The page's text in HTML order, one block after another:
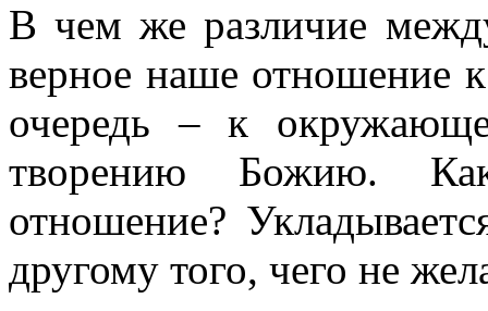
В чем же различие
верное наше отношение
очередь – к
творению Божию.
отношение?
другому того, чего не